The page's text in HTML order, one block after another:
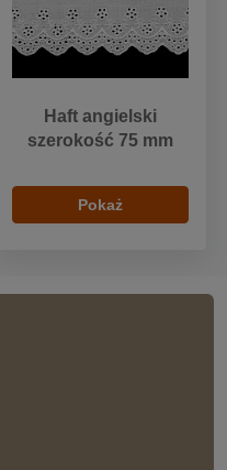
Haft angielski
szerokość 75 mm
Pokaż